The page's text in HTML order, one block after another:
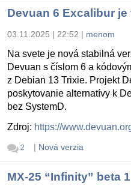
Devuan 6 Excalibur
03.11.2025 | 22:52 | menom
Na svete je nová stabilná
Devuan s číslom 6 a
z Debian 13 Trixie. Projekt
poskytovanie alternatívy k
bez SystemD.
Zdroj: https://
2 | Nová verzia
MX-25 “Infinity” beta 1